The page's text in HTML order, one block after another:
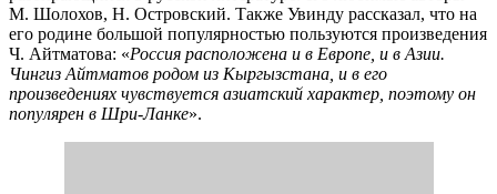
М. Шолохов, Н. Островский. Также Увинду рассказал, что на
его родине большой популярностью пользуются произведения
Ч. Айтматова: «Россия расположена и в Европе, и в Азии.
Чингиз Айтматов родом из Кыргызстана, и в его
произведениях чувствуется азиатский характер, поэтому он
популярен в Шри-Ланке».